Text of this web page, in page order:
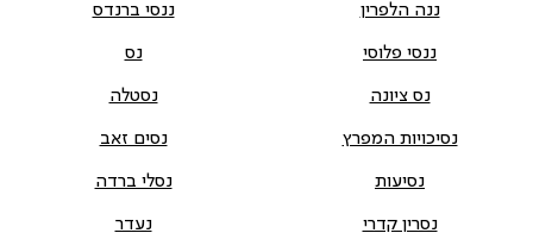
ננה הלפרין ננסי ברנדס
ננסי פלוסי נס
נס ציונה נסטלה
נסיכויות המפרץ נסים זאב
נסיעות נסלי ברדה
נסרין קדרי נעדר